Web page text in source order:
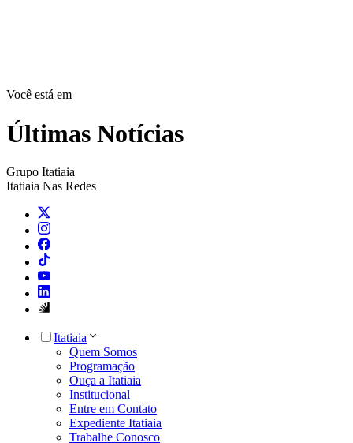
Você está em
Últimas Notícias
Grupo Itatiaia
Itatiaia Nas Redes
Itatiaia
Quem Somos
Programação
Ouça a Itatiaia
Institucional
Entre em Contato
Expediente Itatiaia
Trabalhe Conosco